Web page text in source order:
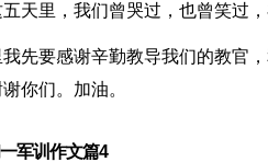
天里，我们曾哭过，也曾笑过
先要感谢辛勤教导我们的教官
你们。加油。
军训作文篇4